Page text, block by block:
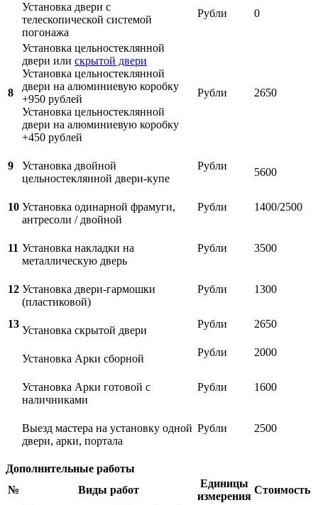
Установка двери с
телескопической системой
погонажа
Рубли 0
8
Установка цельностеклянной
двери или скрытой двери
Установка цельностеклянной
двери на алюминиевую коробку
+950 рублей
Установка цельностеклянной
двери на алюминиевую коробку
+450 рублей
Рубли 2650
9
Установка двойной
цельностеклянной двери-купе
Рубли
5600
10 Установка одинарной фрамуги,
антресоли / двойной
Рубли 1400/2500
11 Установка накладки на
металлическую дверь
Рубли 3500
12 Установка двери-гармошки
(пластиковой)
Рубли 1300
13
Установка скрытой двери
Рубли 2650
Установка Арки сборной
Рубли 2000
Установка Арки готовой с
наличниками
Рубли 1600
Выезд мастера на установку одной
двери, арки, портала
Рубли 2500
Дополнительные работы
№
Виды работ
Единицы
измерения
Стоимость